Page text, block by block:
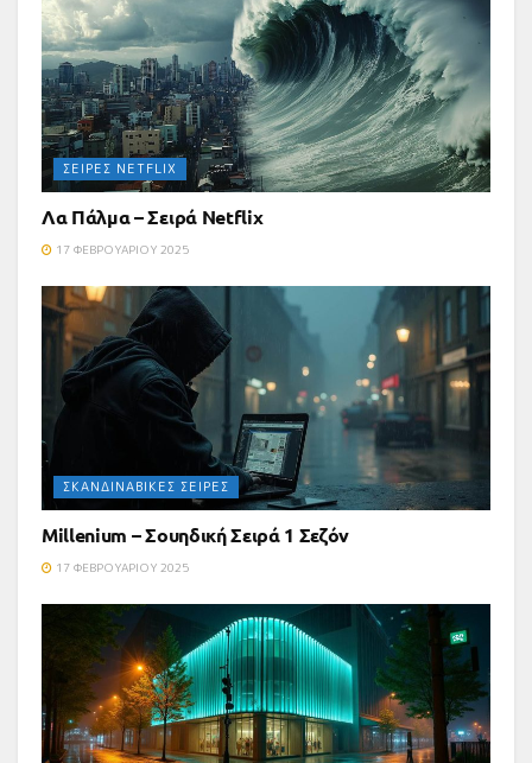
ΣΕΙΡΈΣ NETFLIX
Λα Πάλμα – Σειρά Netflix
17 ΦΕΒΡΟΥΑΡΊΟΥ 2025
ΣΚΑΝΔΙΝΑΒΙΚΈΣ ΣΕΙΡΈΣ
Millenium – Σουηδική Σειρά 1 Σεζόν
17 ΦΕΒΡΟΥΑΡΊΟΥ 2025